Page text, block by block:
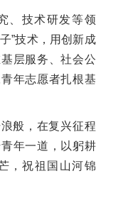
、技术研发等领
”技术，用创新成
层服务、社会公
年志愿者扎根基
般，在复兴征程
年一道，以躬耕
，祝祖国山河锦